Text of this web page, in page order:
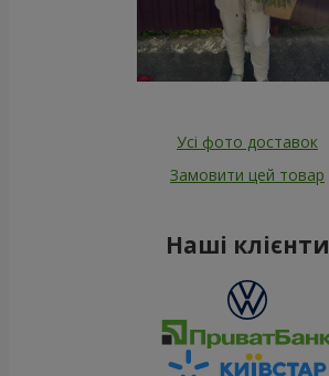
Усі фото доставок
Замовити цей товар
Наші клієнти